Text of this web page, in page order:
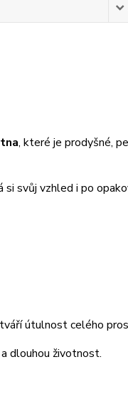
, které je prodyšné,
svůj vzhled i po
útulnost celého
dlouhou životnost.